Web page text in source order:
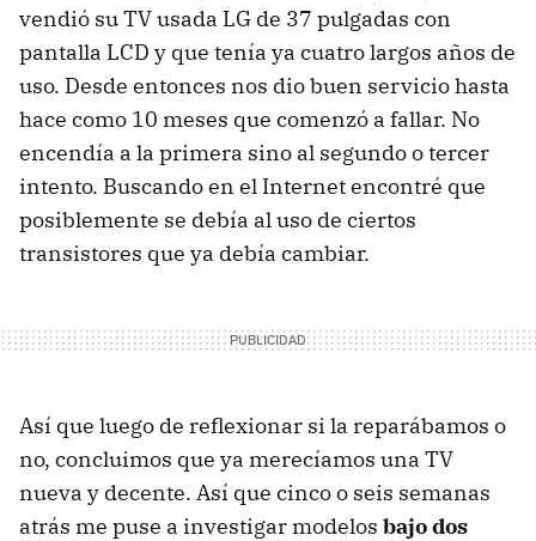
vendió su TV usada LG de 37 pulgadas con
pantalla LCD y que tenía ya cuatro largos años de
uso. Desde entonces nos dio buen servicio hasta
hace como 10 meses que comenzó a fallar. No
encendía a la primera sino al segundo o tercer
intento. Buscando en el Internet encontré que
posiblemente se debía al uso de ciertos
transistores que ya debía cambiar.
Así que luego de reflexionar si la reparábamos o
no, concluimos que ya merecíamos una TV
nueva y decente. Así que cinco o seis semanas
atrás me puse a investigar modelos bajo dos